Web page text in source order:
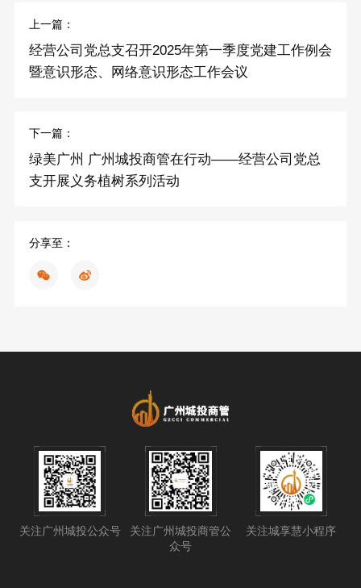
上一篇：
经营公司党总支召开2025年第一季度党建工作例会
暨意识形态、网络意识形态工作会议
下一篇：
绿美广州 广州城投商管在行动——经营公司党总
支开展义务植树系列活动
分享至：
关注广州城投公众号
关注广州城投商管公
众号
关注城享慧小程序